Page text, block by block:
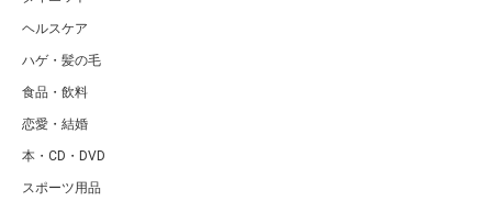
ヘルスケア
ハゲ・髪の毛
食品・飲料
恋愛・結婚
本・CD・DVD
スポーツ用品